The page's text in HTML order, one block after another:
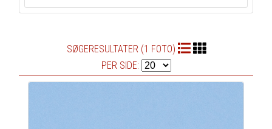
SØGERESULTATER (1 FOTO)
PER SIDE: